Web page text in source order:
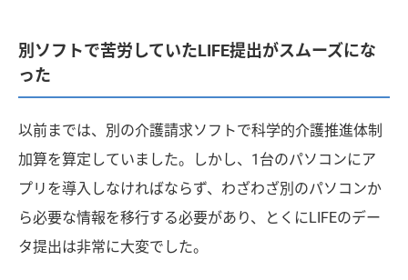
別ソフトで苦労していたLIFE提出がスムーズにな
った
以前までは、別の介護請求ソフトで科学的介護推進体制
加算を算定していました。しかし、1台のパソコンにア
プリを導入しなければならず、わざわざ別のパソコンか
ら必要な情報を移行する必要があり、とくにLIFEのデー
タ提出は非常に大変でした。